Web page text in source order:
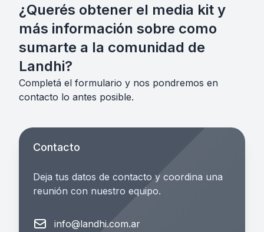
¿Querés obtener el media kit y
más información sobre como
sumarte a la comunidad de
Landhi?
Completá el formulario y nos pondremos en
contacto lo antes posible.
Contacto
Deja tus datos de contacto y coordina una
reunión con nuestro equipo.
Emailinfo@landhi.com.ar